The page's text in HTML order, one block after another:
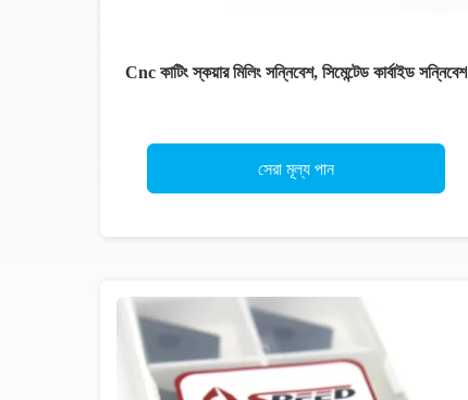
Cnc কাটিং স্কয়ার মিলিং সন্নিবেশ, সিমেন্টেড কার্বাইড সন্নিবেশ
সেরা মূল্য পান